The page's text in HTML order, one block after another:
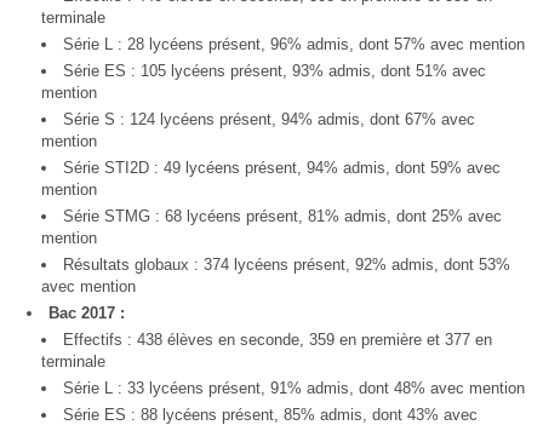
terminale
Série L : 28 lycéens présent, 96% admis, dont 57% avec mention
Série ES : 105 lycéens présent, 93% admis, dont 51% avec
mention
Série S : 124 lycéens présent, 94% admis, dont 67% avec
mention
Série STI2D : 49 lycéens présent, 94% admis, dont 59% avec
mention
Série STMG : 68 lycéens présent, 81% admis, dont 25% avec
mention
Résultats globaux : 374 lycéens présent, 92% admis, dont 53%
avec mention
Bac 2017 :
Effectifs : 438 élèves en seconde, 359 en première et 377 en
terminale
Série L : 33 lycéens présent, 91% admis, dont 48% avec mention
Série ES : 88 lycéens présent, 85% admis, dont 43% avec